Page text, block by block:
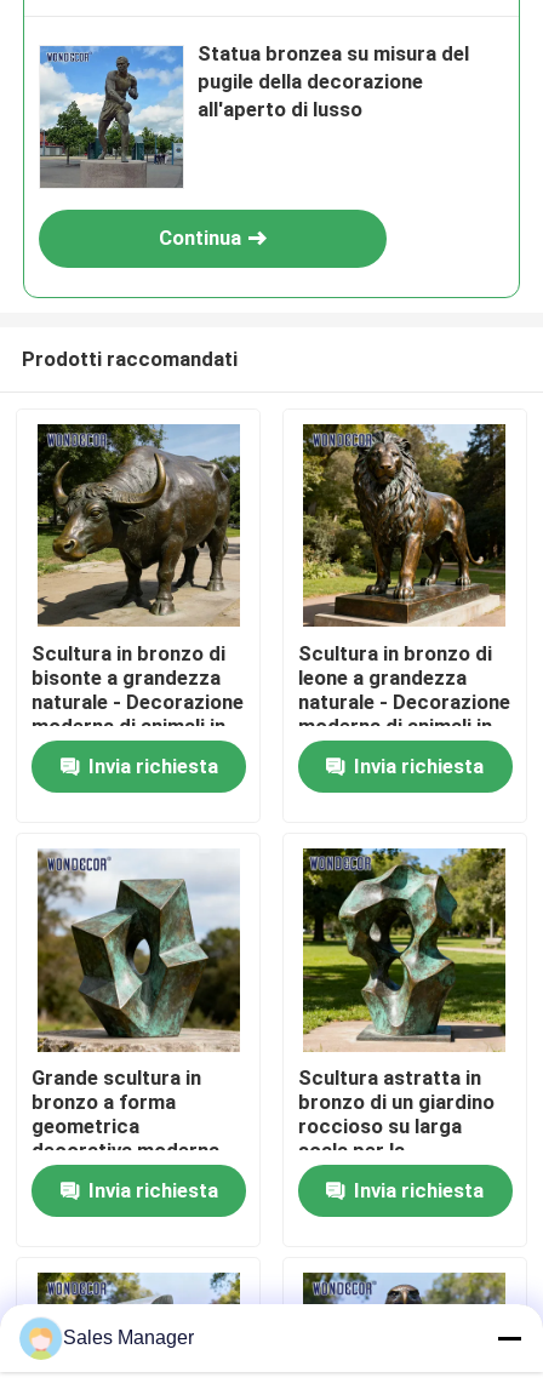
Casa
Prodotti
Fatory Tour
Controllo di qualità
Contattaci
Richiedere un preventivo
Scultura forgiata del metallo
Le statue bronzee scolpiscono
Scultura bronzea su ordinazione
Statua bronzea su misura del
pugile della decorazione
all'aperto di lusso
Continua
Prodotti raccomandati
Scultura in bronzo di
bisonte a grandezza
naturale - Decorazione
moderna di animali in
metallo per parchi
all&#39;aperto
Invia richiesta
Scultura in bronzo di
leone a grandezza
naturale - Decorazione
moderna di animali in
metallo per piazze
all&#39;aperto
Invia richiesta
Grande scultura in
bronzo a forma
geometrica
decorativa moderna
per esterni in metallo
per quadratiInvia richiesta
Scultura astratta in
bronzo di un giardino
roccioso su larga
scala per la
decorazione del
giardinoInvia richiesta
Sales Manager